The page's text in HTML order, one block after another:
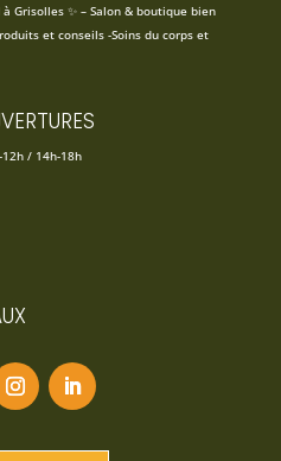
Grisolles ✨ – Salon & boutique bien
et conseils -Soins du corps et
/ 14h-18h